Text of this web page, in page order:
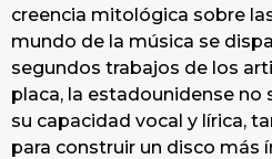
creencia mitológica sobre
mundo de la música se
segundos trabajos de los
placa, la estadounidense
su capacidad vocal y lírica,
para construir un disco más